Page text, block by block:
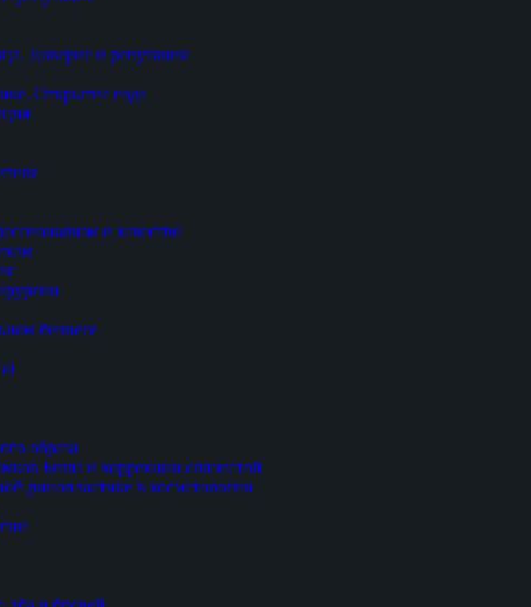
Доверие и репутация
Открытие года
и качество
бизнесе
образа
Биша и коррекции слизистой
ринопластике в косметологии